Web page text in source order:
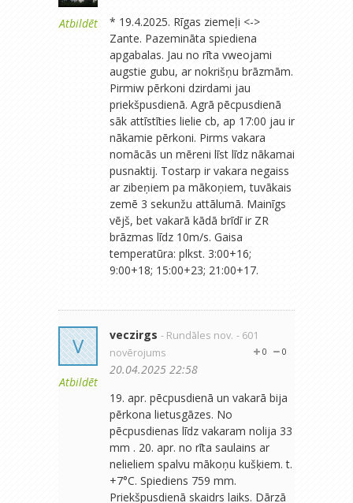
Atbildēt
* 19.4.2025. Rīgas ziemeļi <->
Zante. Pazemināta spiediena
apgabalas. Jau no rīta vweojami
augstie gubu, ar nokrišņu brāzmām.
Pirmiw pērkoni dzirdami jau
priekšpusdienā. Agrā pēcpusdienā
sāk attīstīties lielie cb, ap 17:00 jau ir
nākamie pērkoni. Pirms vakara
nomācās un mēreni līst līdz nākamai
pusnaktij. Tostarp ir vakara negaiss
ar zibeņiem pa mākoņiem, tuvākais
zemē 3 sekunžu attālumā. Mainīgs
vējš, bet vakarā kādā brīdī ir ZR
brāzmas līdz 10m/s. Gaisa
temperatūra: plkst. 3:00+16;
9:00+18; 15:00+23; 21:00+17.
V
Atbildēt
veczirgs - Rundāles nov. - 601
novērojums
0
0
20.04.2025 22:58
19. apr. pēcpusdienā un vakarā bija
pērkona lietusgāzes. No
pēcpusdienas līdz vakaram nolija 33
mm . 20. apr. no rīta saulains ar
nelieliem spalvu mākoņu kušķiem. t.
+7°C. Spiediens 759 mm.
Priekšpusdienā skaidrs laiks. Dārzā